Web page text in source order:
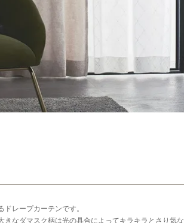
レープカーテンです。
なダマスク柄は光の具合によってキラキラとさり気な